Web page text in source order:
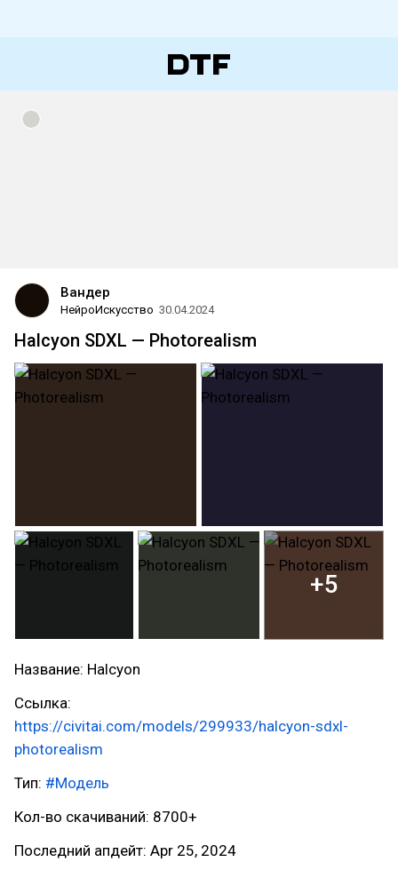
Вандер
НейроИскусство 30.04.2024
Halcyon SDXL — Photorealism
+5
Название: Halcyon
Ссылка:
https://civitai.com/models/299933/halcyon-sdxl-
photorealism
Тип: #Модель
Кол-во скачиваний: 8700+
Последний апдейт: Apr 25, 2024